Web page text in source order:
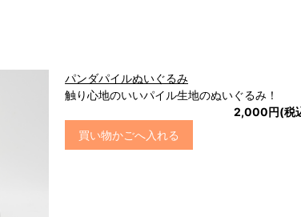
パンダパイルぬいぐるみ
触り心地のいいパイル生地のぬいぐるみ！
2,000円(税
買い物かごへ入れる